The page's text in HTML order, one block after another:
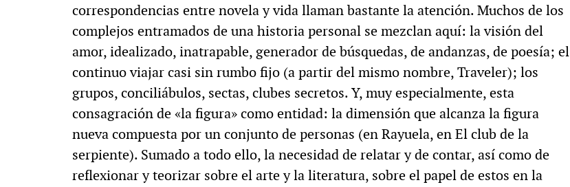
correspondencias entre novela y vida llaman bastante la atención. Muchos de los
complejos entramados de una historia personal se mezclan aquí: la visión del
amor, idealizado, inatrapable, generador de búsquedas, de andanzas, de poesía; el
continuo viajar casi sin rumbo fijo (a partir del mismo nombre, Traveler); los
grupos, conciliábulos, sectas, clubes secretos. Y, muy especialmente, esta
consagración de «la figura» como entidad: la dimensión que alcanza la figura
nueva compuesta por un conjunto de personas (en Rayuela, en El club de la
serpiente). Sumado a todo ello, la necesidad de relatar y de contar, así como de
reflexionar y teorizar sobre el arte y la literatura, sobre el papel de estos en la